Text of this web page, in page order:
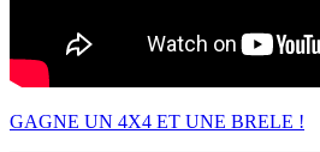
GAGNE UN 4X4 ET UNE BRELE !